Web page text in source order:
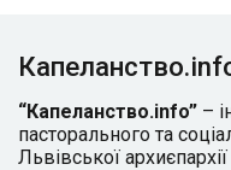
“Капеланство.info” –
пасторального та
Львівської